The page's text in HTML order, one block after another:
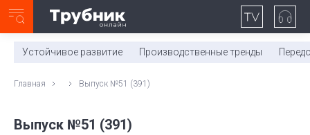
0:00/ 11:03
Устойчивое развитие Производственные тренды
Главная Выпуск №51 (391)
Выпуск №51 (391)